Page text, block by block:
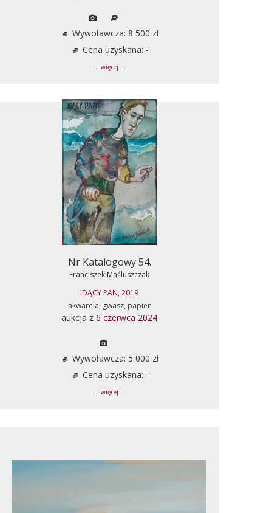
Wywoławcza: 8 500 zł
Cena uzyskana: -
... więcej ...
Nr Katalogowy 54.
Franciszek Maśluszczak
IDĄCY PAN, 2019
akwarela, gwasz, papier
aukcja z 6 czerwca 2024
Wywoławcza: 5 000 zł
Cena uzyskana: -
... więcej ...